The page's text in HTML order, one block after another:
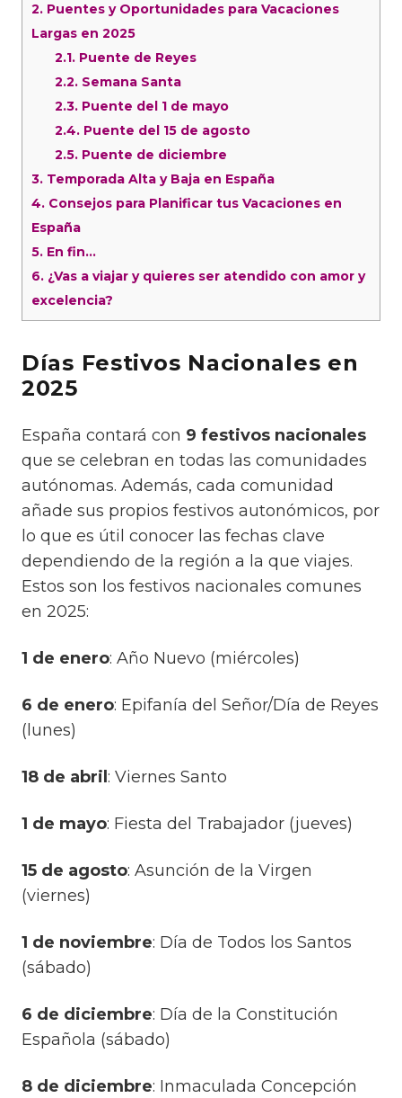
2. Puentes y Oportunidades para Vacaciones
Largas en 2025
2.1.Puente de Reyes
2.2.Semana Santa
2.3.Puente del 1 de mayo
2.4.Puente del 15 de agosto
2.5.Puente de diciembre
3. Temporada Alta y Baja en España
4. Consejos para Planificar tus Vacaciones en
España
5. En fin…
6. ¿Vas a viajar y quieres ser atendido con amor y
excelencia?
Días Festivos Nacionales en
2025
España contará con 9 festivos nacionales
que se celebran en todas las comunidades
autónomas. Además, cada comunidad
añade sus propios festivos autonómicos, por
lo que es útil conocer las fechas clave
dependiendo de la región a la que viajes.
Estos son los festivos nacionales comunes
en 2025:
1 de enero: Año Nuevo (miércoles)
6 de enero: Epifanía del Señor/Día de Reyes
(lunes)
18 de abril : Viernes Santo
1 de mayo: Fiesta del Trabajador (jueves)
15 de agosto: Asunción de la Virgen
(viernes)
1 de noviembre: Día de Todos los Santos
(sábado)
6 de diciembre: Día de la Constitución
Española (sábado)
8 de diciembre: Inmaculada Concepción